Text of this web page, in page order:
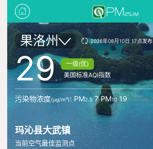
果洛州 2026年08月10日 17点发布
29
一级(优)
美国标准AQI指数
污染物浓度(μg/m³): PM2.57 PM1019
玛沁县大武镇
当前空气最佳监测点